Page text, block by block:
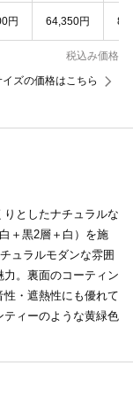
円 64,350円
税込み価格
ズの価格はこちら
としたナチュラルな
＋黒2層＋白）を施
ュラルモダンな雰囲
。裏面のコーティン
・遮熱性にも優れて
ティーのような黄緑色